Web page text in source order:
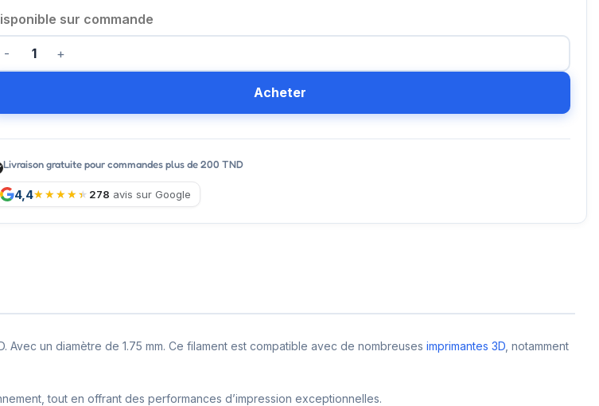
sur commande
Acheter
Livraison gratuite pour commandes plus de 200 TND
4,4 278 avis sur Google
un diamètre de 1.75 mm. Ce filament est compatible avec de nombreuses imprimantes 3D , notamment
tout en offrant des performances d’impression exceptionnelles.